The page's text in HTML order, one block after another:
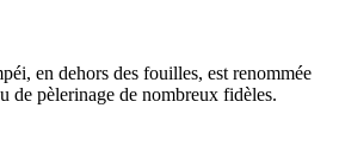
en dehors des fouilles, est renommée
de pèlerinage de nombreux fidèles.